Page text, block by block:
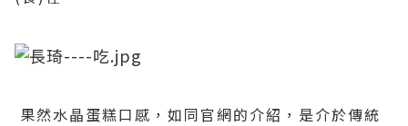
果然水晶蛋糕口感，如同官網的介紹，是介於傳統